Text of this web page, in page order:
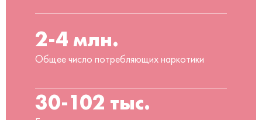
2-4 млн.
Общее число потребляющих наркотики
30-102 тыс.